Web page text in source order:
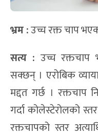
भ्रम :उच्च रक्त चाप
सत्य : उच्च रक्तचाप
सक्छन् । एरोबिक
मद्दत गर्छ । रक्तचाप
गर्दा कोलेस्टेरोलको
रक्तचापको स्तर